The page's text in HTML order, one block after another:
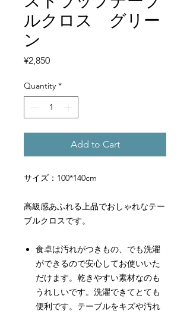
ルクロス グリー
ン
¥2,850Price
Quantity *
Add to Cart
サイズ：100*140cm
高級感あふれる上品でおしゃれなテー
ブルクロスです。
食卓は汚れがつきもの、でも洗濯
ができるので安心してお使いいた
だけます。乾きやすい素材なのも
うれしいです。洗濯できてとても
便利です。テーブルをキズや汚れ